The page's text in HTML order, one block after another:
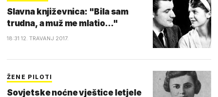
Slavna književnica: "Bila sam
trudna, a muž me mlatio..."
18:31 12. TRAVANJ 2017.
ŽENE PILOTI
Sovjetske noćne vještice letjele